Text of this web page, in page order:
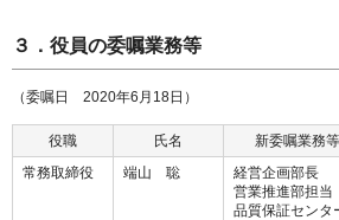
３．役員の委嘱業務等
（委嘱日 2020年6月18日）
役職 氏名 新委嘱業務等
常務取締役
端山 聡
経営企画部長
営業推進部担当
品質保証センタ